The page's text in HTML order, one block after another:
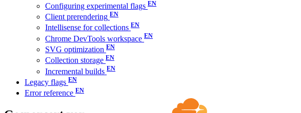
Configuring experimental flags
Client prerendering
Intellisense for collections
Chrome DevTools workspace
SVG optimization
Collection storage
Incremental builds
Legacy flags
Error reference